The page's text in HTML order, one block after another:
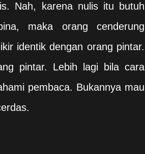
Nah, karena nulis itu butuh
maka orang cenderung
identik dengan orang pintar.
pintar. Lebih lagi bila cara
pembaca. Bukannya mau